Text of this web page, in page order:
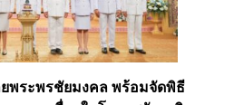
พระพรชัยมงคล พร้อมจัดพิธี